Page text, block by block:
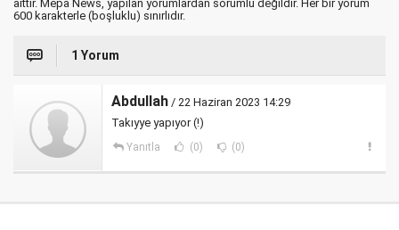
aittir. Mepa News, yapılan yorumlardan sorumlu değildir. Her bir yorum
600 karakterle (boşluklu) sınırlıdır.
1 Yorum
Abdullah / 22 Haziran 2023 14:29
Takıyye yapıyor (!)
Yanıtla (0) (0)